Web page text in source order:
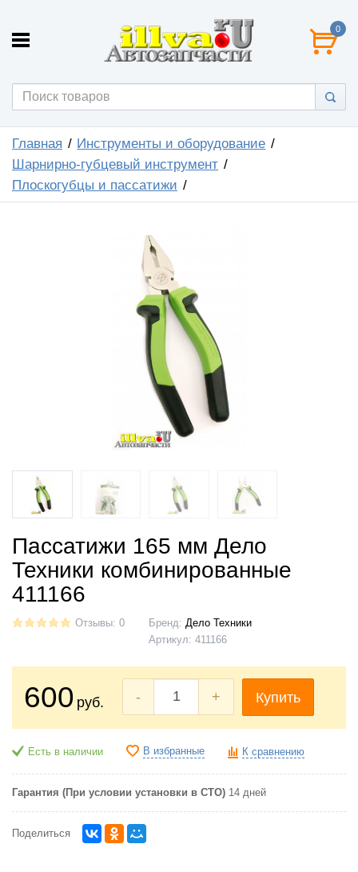
0
Главная
Инструменты и оборудование
Шарнирно-губцевый инструмент
Плоскогубцы и пассатижи
Пассатижи 165 мм Дело
Техники комбинированные
411166
Отзывы: 0 Бренд: Дело Техники
Артикул: 411166
600 руб. - + Купить
Есть в наличии В избранные К сравнению
Гарантия (При условии установки в СТО) 14 дней
Поделиться